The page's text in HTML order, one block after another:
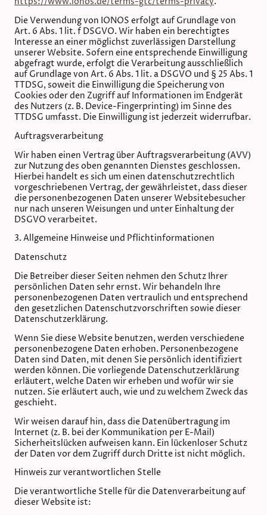
Die Verwendung von IONOS erfolgt auf Grundlage von
Art. 6 Abs. 1 lit. f DSGVO. Wir haben ein berechtigtes
Interesse an einer möglichst zuverlässigen Darstellung
unserer Website. Sofern eine entsprechende Einwilligung
abgefragt wurde, erfolgt die Verarbeitung ausschließlich
auf Grundlage von Art. 6 Abs. 1 lit. a DSGVO und § 25 Abs. 1
TTDSG, soweit die Einwilligung die Speicherung von
Cookies oder den Zugriff auf Informationen im Endgerät
des Nutzers (z. B. Device-Fingerprinting) im Sinne des
TTDSG umfasst. Die Einwilligung ist jederzeit widerrufbar.
Auftragsverarbeitung
Wir haben einen Vertrag über Auftragsverarbeitung (AVV)
zur Nutzung des oben genannten Dienstes geschlossen.
Hierbei handelt es sich um einen datenschutzrechtlich
vorgeschriebenen Vertrag, der gewährleistet, dass dieser
die personenbezogenen Daten unserer Websitebesucher
nur nach unseren Weisungen und unter Einhaltung der
DSGVO verarbeitet.
3. Allgemeine Hinweise und Pflicht­informationen
Datenschutz
Die Betreiber dieser Seiten nehmen den Schutz Ihrer
persönlichen Daten sehr ernst. Wir behandeln Ihre
personenbezogenen Daten vertraulich und entsprechend
den gesetzlichen Datenschutzvorschriften sowie dieser
Datenschutzerklärung.
Wenn Sie diese Website benutzen, werden verschiedene
personenbezogene Daten erhoben. Personenbezogene
Daten sind Daten, mit denen Sie persönlich identifiziert
werden können. Die vorliegende Datenschutzerklärung
erläutert, welche Daten wir erheben und wofür wir sie
nutzen. Sie erläutert auch, wie und zu welchem Zweck das
geschieht.
Wir weisen darauf hin, dass die Datenübertragung im
Internet (z. B. bei der Kommunikation per E-Mail)
Sicherheitslücken aufweisen kann. Ein lückenloser Schutz
der Daten vor dem Zugriff durch Dritte ist nicht möglich.
Hinweis zur verantwortlichen Stelle
Die verantwortliche Stelle für die Datenverarbeitung auf
dieser Website ist: